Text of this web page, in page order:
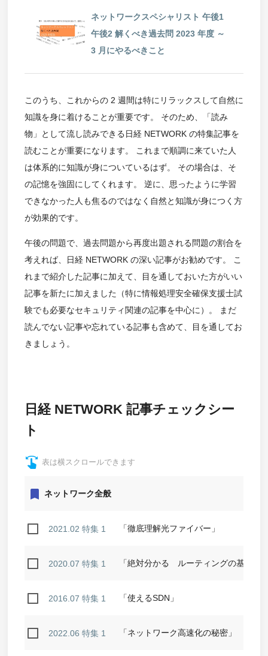
ネットワークスペシャリスト 午後1
午後2 解くべき過去問 2023 年度 ～
3 月にやるべきこと
このうち、これからの 2 週間は特にリラックスして自然に
知識を身に着けることが重要です。 そのため、「読み
物」として流し読みできる日経 NETWORK の特集記事を
読むことが重要になります。 これまで順調に来ていた人
は体系的に知識が身についているはず。 その場合は、そ
の記憶を強固にしてくれます。 逆に、思ったように学習
できなかった人も焦るのではなく自然と知識が身につく方
が効果的です。
午後の問題で、過去問題から再度出題される問題の割合を
考えれば、日経 NETWORK の深い記事がお勧めです。 こ
れまで紹介した記事に加えて、目を通しておいた方がいい
記事を新たに加えました（特に情報処理安全確保支援士試
験でも必要なセキュリティ関連の記事を中心に）。 まだ
読んでない記事や忘れている記事も含めて、目を通してお
きましょう。
日経 NETWORK 記事チェックシー
ト
swipe 表は横スクロールできます
bookmark ネットワーク全般
2021.02 特集 1 「徹底理解光ファイバー」
2020.07 特集 1 「絶対分かる ルーティングの基本
2016.07 特集 1 「使えるSDN」
2022.06 特集 1 「ネットワーク高速化の秘密」